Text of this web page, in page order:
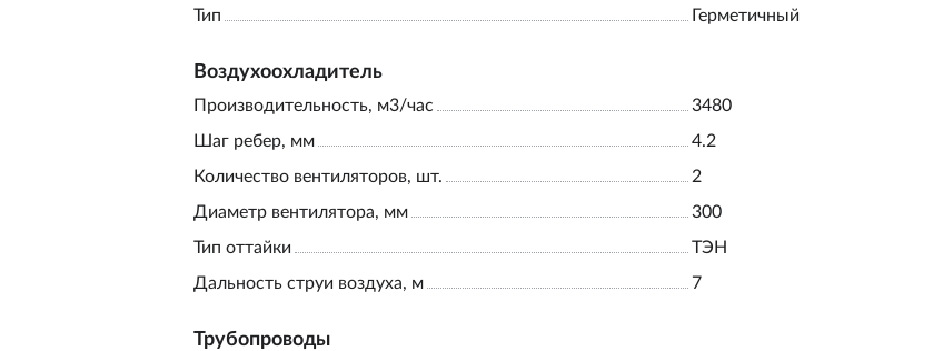
Тип
Герметичный
Воздухоохладитель
Производительность, м3/час
3480
Шаг ребер, мм
4.2
Количество вентиляторов, шт.
2
Диаметр вентилятора, мм
300
Тип оттайки
ТЭН
Дальность струи воздуха, м
7
Трубопроводы